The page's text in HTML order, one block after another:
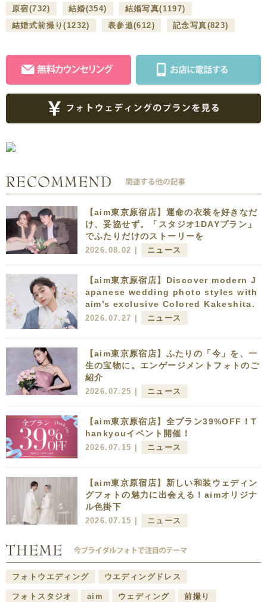
原宿(732) 結婚(354) 結婚写真(1197)
結婚式前撮り(1232) 表参道(612) 記念写真(823)
【aim東京原宿店】運命の衣装を好きなだ
け、妥協せず。「スタジオ1DAYプラン」
でふたりだけのストーリーを
2026.08.02 | ニュース
【aim東京原宿店】Discover modern J
apanese wedding photo styles with
aim’s exclusive Colored Kakeshita.
2026.07.27 | ニュース
【aim東京原宿店】ふたりの「今」を、一
生の宝物に。エンゲージメントフォトのご
紹介
2026.07.25 | ニュース
【aim東京原宿店】全プラン39%OFF！T
hankyouイベント開催！
2026.07.15 | ニュース
【aim東京原宿店】新しい和装ウェディン
グフォトの魅力に出会える！aimオリジナ
ル色掛下
2026.07.15 | ニュース
フォトウエディング ウエディングドレス
フォトスタジオ aim ウェディング 前撮り